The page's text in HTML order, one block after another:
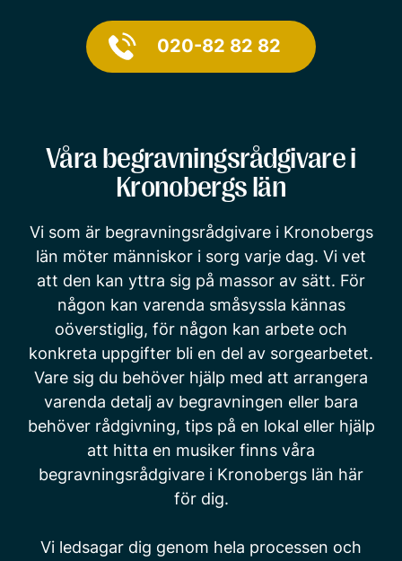
020-82 82 82
Våra begravningsrådgivare i
Kronobergs län
Vi som är begravningsrådgivare i Kronobergs
län möter människor i sorg varje dag. Vi vet
att den kan yttra sig på massor av sätt. För
någon kan varenda småsyssla kännas
oöverstiglig, för någon kan arbete och
konkreta uppgifter bli en del av sorgearbetet.
Vare sig du behöver hjälp med att arrangera
varenda detalj av begravningen eller bara
behöver rådgivning, tips på en lokal eller hjälp
att hitta en musiker finns våra
begravningsrådgivare i Kronobergs län här
för dig.
Vi ledsagar dig genom hela processen och